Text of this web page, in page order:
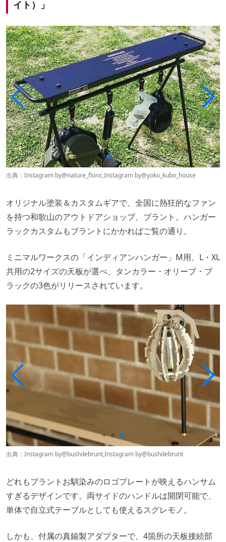
イト）」
出典：Instagram by@nature_floric,Instagram by@yoko_kubo_house
オリジナル塗装＆カスタムギアで、全国に熱狂的なファン
を持つ和歌山のアウトドアショップ、ブラント。ハンガー
ラックカスタムもブラントにかかればご覧の通り。
ミニマルワークスの「インディアンハンガー」M用、L・XL
共用の2サイズの天板が選べ、タンカラー・オリーブ・ブ
ラックの3色がリリースされています。
出典：Instagram by@bushdebrunt,Instagram by@bushdebrunt
どれもブラントお馴染みのロゴプレートが映えるハンサム
すぎるデザインです。両サイドのハンドルは開閉可能で、
単体で自立式テーブルとしても使えるスグレモノ。
しかも、付属の真鍮製アダプターで、4箇所の天板接続部